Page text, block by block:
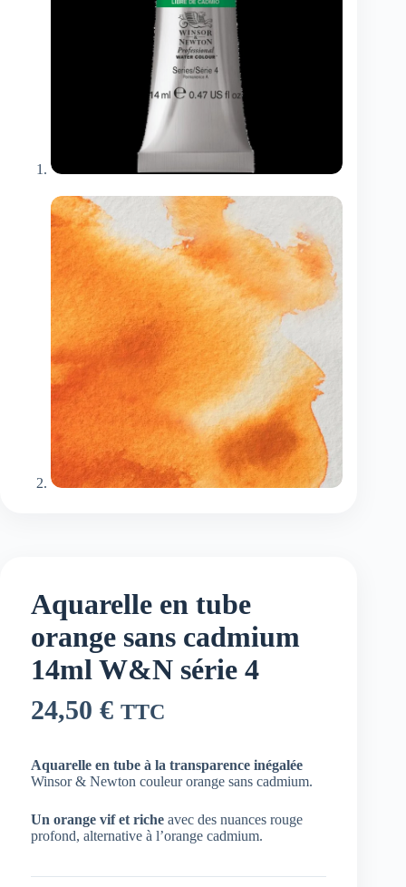
Aquarelle en tube
orange sans cadmium
14ml W&N série 4
24,50 € TTC
Aquarelle en tube à la transparence inégalée
Winsor & Newton couleur orange sans cadmium.
Un orange vif et riche avec des nuances rouge
profond, alternative à l’orange cadmium.